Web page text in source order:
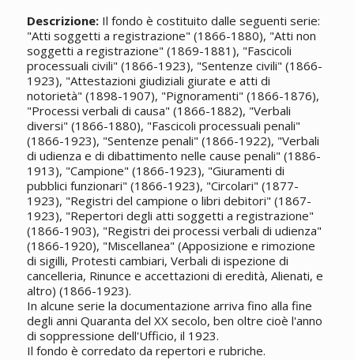
Descrizione:Il fondo è costituito dalle seguenti serie:
"Atti soggetti a registrazione" (1866-1880), "Atti non
soggetti a registrazione" (1869-1881), "Fascicoli
processuali civili" (1866-1923), "Sentenze civili" (1866-
1923), "Attestazioni giudiziali giurate e atti di
notorietà" (1898-1907), "Pignoramenti" (1866-1876),
"Processi verbali di causa" (1866-1882), "Verbali
diversi" (1866-1880), "Fascicoli processuali penali"
(1866-1923), "Sentenze penali" (1866-1922), "Verbali
di udienza e di dibattimento nelle cause penali" (1886-
1913), "Campione" (1866-1923), "Giuramenti di
pubblici funzionari" (1866-1923), "Circolari" (1877-
1923), "Registri del campione o libri debitori" (1867-
1923), "Repertori degli atti soggetti a registrazione"
(1866-1903), "Registri dei processi verbali di udienza"
(1866-1920), "Miscellanea" (Apposizione e rimozione
di sigilli, Protesti cambiari, Verbali di ispezione di
cancelleria, Rinunce e accettazioni di eredità, Alienati, e
altro) (1866-1923).
In alcune serie la documentazione arriva fino alla fine
degli anni Quaranta del XX secolo, ben oltre cioè l'anno
di soppressione dell'Ufficio, il 1923.
Il fondo è corredato da repertori e rubriche.